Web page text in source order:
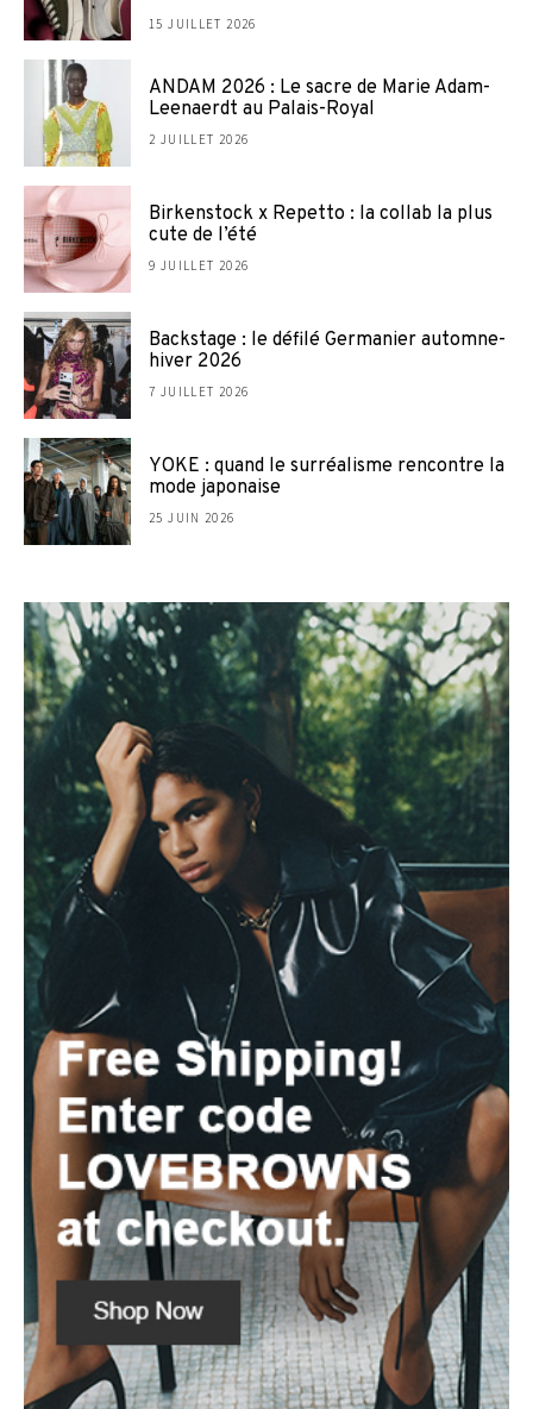
15 JUILLET 2026
ANDAM 2026 : Le sacre de Marie Adam-
Leenaerdt au Palais-Royal
2 JUILLET 2026
Birkenstock x Repetto : la collab la plus
cute de l’été
9 JUILLET 2026
Backstage : le défilé Germanier automne-
hiver 2026
7 JUILLET 2026
YOKE : quand le surréalisme rencontre la
mode japonaise
25 JUIN 2026